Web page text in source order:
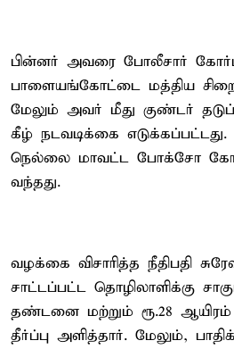
பின்னர் அவரை போலீசார்
பாளையங்கோட்டை மத்திய
மேலும் அவர் மீது குண்டர்
கீழ் நடவடிக்கை
நெல்லை மாவட்ட போக்சோ
வந்தது.
வழக்கை விசாரித்த நீதிபதி
சாட்டப்பட்ட தொழிலாளிக்கு
தண்டனை மற்றும் ரூ.28 ஆயிரம்
தீர்ப்பு அளித்தார். மேலும்,